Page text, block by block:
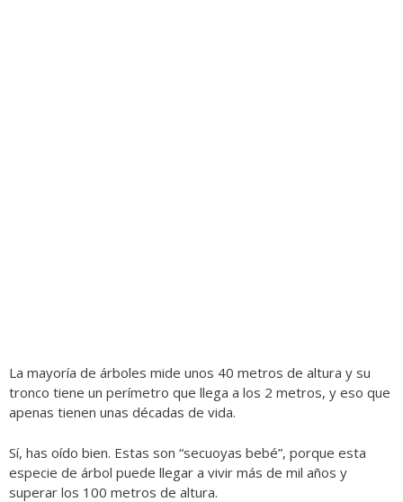
La mayoría de árboles mide unos 40 metros de altura y su
tronco tiene un perímetro que llega a los 2 metros, y eso que
apenas tienen unas décadas de vida.
Sí, has oído bien. Estas son “secuoyas bebé”, porque esta
especie de árbol puede llegar a vivir más de mil años y
superar los 100 metros de altura.